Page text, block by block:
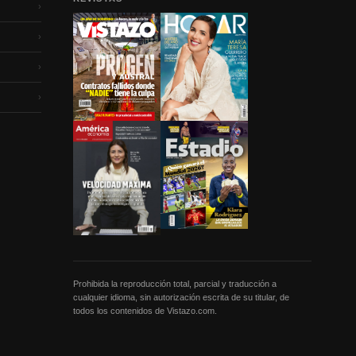
›
›
›
›
Prohibida la reproducción total, parcial y traducción a
cualquier idioma, sin autorización escrita de su titular, de
todos los contenidos de Vistazo.com.